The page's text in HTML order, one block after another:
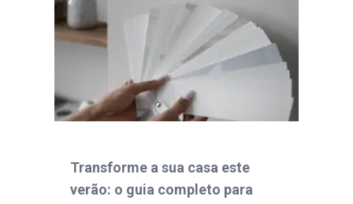
Transforme a sua casa este
verão: o guia completo para